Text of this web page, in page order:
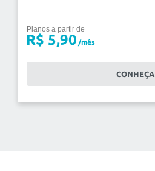
Planos a partir de
R$ 5,90 /mês
CONHEÇA